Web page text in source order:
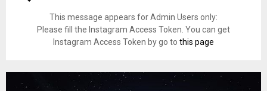
This message appears for Admin Users only:
Please fill the Instagram Access Token. You can get
Instagram Access Token by go to this page